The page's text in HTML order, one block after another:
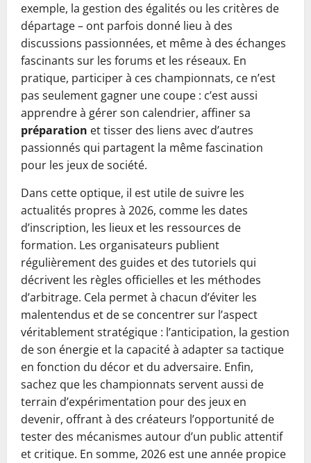
exemple, la gestion des égalités ou les critères de
départage – ont parfois donné lieu à des
discussions passionnées, et même à des échanges
fascinants sur les forums et les réseaux. En
pratique, participer à ces championnats, ce n’est
pas seulement gagner une coupe : c’est aussi
apprendre à gérer son calendrier, affiner sa
préparation et tisser des liens avec d’autres
passionnés qui partagent la même fascination
pour les jeux de société.
Dans cette optique, il est utile de suivre les
actualités propres à 2026, comme les dates
d’inscription, les lieux et les ressources de
formation. Les organisateurs publient
régulièrement des guides et des tutoriels qui
décrivent les règles officielles et les méthodes
d’arbitrage. Cela permet à chacun d’éviter les
malentendus et de se concentrer sur l’aspect
véritablement stratégique : l’anticipation, la gestion
de son énergie et la capacité à adapter sa tactique
en fonction du décor et du adversaire. Enfin,
sachez que les championnats servent aussi de
terrain d’expérimentation pour des jeux en
devenir, offrant à des créateurs l’opportunité de
tester des mécanismes autour d’un public attentif
et critique. En somme, 2026 est une année propice